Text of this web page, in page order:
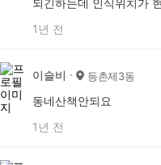
되긴하는데 인식위치가
1년 전
이슬비 등촌제3동
동네산책안되요
1년 전